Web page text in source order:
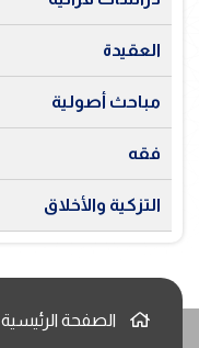
العقيدة
مباحث أصولية
فقه
التزكية والأخلاق
الصفحة الرئيسية